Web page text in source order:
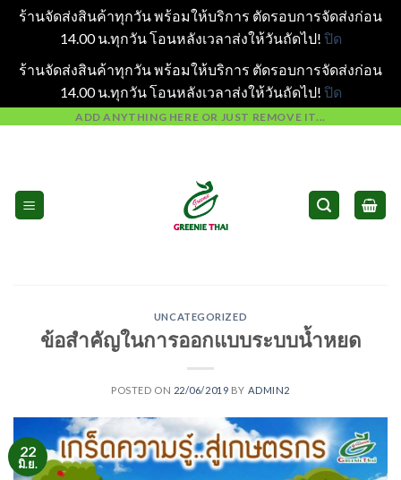
ร้านจัดส่งสินค้าทุกวัน พร้อมให้บริการ ตัดรอบการจัดส่งก่อน
14.00 น.ทุกวัน โอนหลังเวลาส่งให้วันถัดไป! ปิด
ร้านจัดส่งสินค้าทุกวัน พร้อมให้บริการ ตัดรอบการจัดส่งก่อน
14.00 น.ทุกวัน โอนหลังเวลาส่งให้วันถัดไป! ปิด
ADD ANYTHING HERE OR JUST REMOVE IT...
UNCATEGORIZED
ข้อสำคัญในการออกแบบระบบน้ำหยด
POSTED ON 22/06/2019 BY ADMIN2
22
มิ.ย.